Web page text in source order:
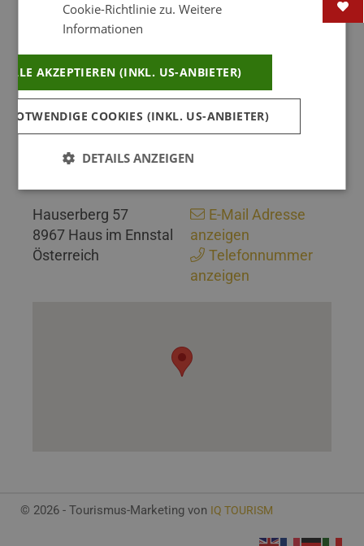
Prenner Alm - Lage & Anreise Luxus-
Hütten Hauser Kaibling
Alle Informationen zur Lage & Anreise zu den
Luxus-Hütten auf der Prenner Alm in
Schladming. Skiurlaub & Wanderurlaub direkt
Hauserberg 57
8967 Haus im Ennstal
Österreich
E-Mail Adresse
anzeigen
Telefonnummer
anzeigen
© 2026 - Tourismus-Marketing von IQ TOURISM
Cookie-Richtlinie zu.Weitere
Informationen
ALLE AKZEPTIEREN (INKL. US-ANBIETER)
NOTWENDIGE COOKIES (INKL. US-ANBIETER)
DETAILS ANZEIGEN